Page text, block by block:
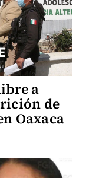
a
de
Oaxaca